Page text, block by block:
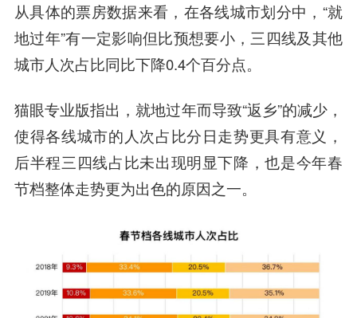
从具体的票房数据来看，在各线城市划分中，“就
地过年”有一定影响但比预想要小，三四线及其他
城市人次占比同比下降0.4个百分点。
猫眼专业版指出，就地过年而导致“返乡”的减少，
使得各线城市的人次占比分日走势更具有意义，
后半程三四线占比未出现明显下降，也是今年春
节档整体走势更为出色的原因之一。